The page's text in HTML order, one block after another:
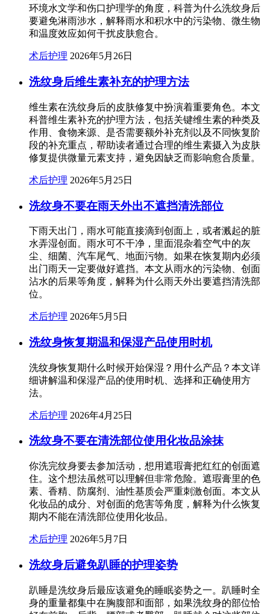
环境水文学和伤口护理学的角度，科普为什么洗纹身后
要避免淋雨涉水，解释雨水和积水中的污染物、微生物
和温度效应如何干扰皮肤愈合。
术后护理 2026年5月26日
洗纹身后维生素补充的护理方法
维生素在洗纹身后的皮肤修复中扮演着重要角色。本文
科普维生素补充的护理方法，包括关键维生素的种类及
作用、食物来源、是否需要额外补充剂以及不同恢复阶
段的补充重点，帮助读者通过合理的维生素摄入为皮肤
修复提供微量元素支持，避免因缺乏而影响愈合质量。
术后护理 2026年5月25日
洗纹身不要在雨天外出不遮挡清洗部位
下雨天出门，雨水可能直接滴到创面上，或者溅起的脏
水弄湿创面。雨水可不干净，里面混杂着空气中的灰
尘、细菌、汽车尾气、地面污物。如果在恢复期内必须
出门雨天一定要做好遮挡。本文从雨水的污染物、创面
沾水的后果等角度，解释为什么雨天外出要遮挡清洗部
位。
术后护理 2026年5月5日
洗纹身恢复期温和保湿产品使用时机
洗纹身恢复期什么时候开始保湿？用什么产品？本文详
细讲解温和保湿产品的使用时机、选择和正确使用方
法。
术后护理 2026年4月25日
洗纹身不要在清洗部位使用化妆品涂抹
你洗完纹身要去参加活动，想用遮瑕膏把红红的创面遮
住。这个想法虽然可以理解但非常危险。遮瑕膏里的色
素、香精、防腐剂、油性基质会严重刺激创面。本文从
化妆品的成分、对创面的危害等角度，解释为什么恢复
期内不能在清洗部位使用化妆品。
术后护理 2026年5月7日
洗纹身后避免趴睡的护理姿势
趴睡是洗纹身后最应该避免的睡眠姿势之一。趴睡时全
身的重量都集中在胸腹部和面部，如果洗纹身的部位恰